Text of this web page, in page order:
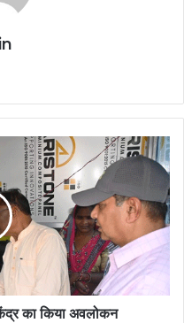
का किया अवलोकन